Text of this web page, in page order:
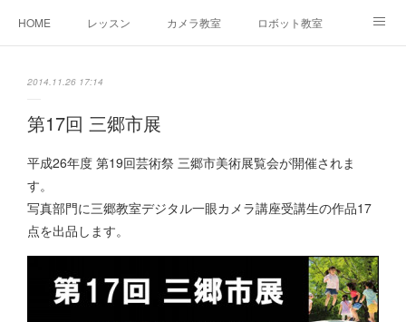
HOME レッスン カメラ教室 ロボット教室
2014.11.26 17:14
第17回 三郷市展
平成26年度 第19回芸術祭 三郷市美術展覧会が開催されま
す。
写真部門に三郷教室デジタル一眼カメラ講座受講生の作品17
点を出品します。